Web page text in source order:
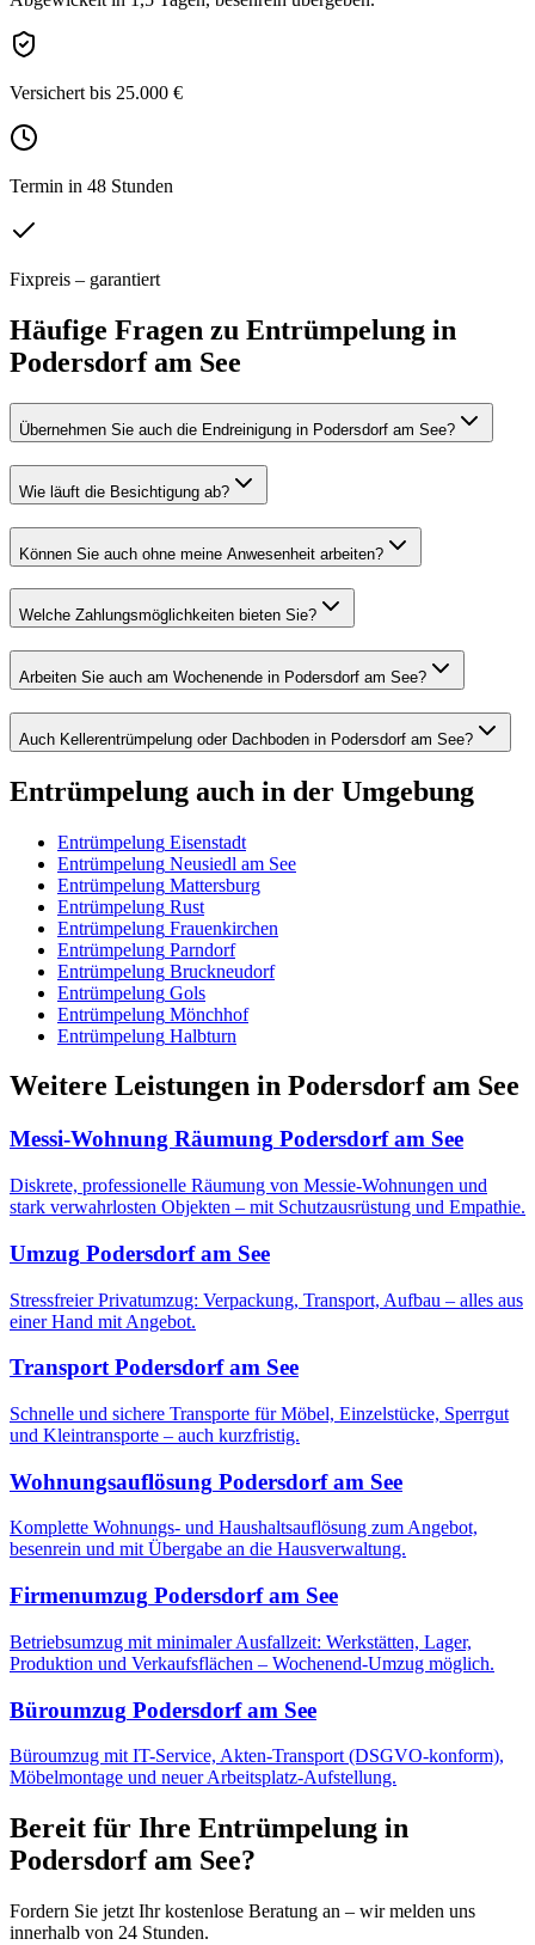
Versichert bis 25.000 €
Termin in 48 Stunden
Fixpreis – garantiert
Häufige Fragen zu Entrümpelung in
Podersdorf am See
Übernehmen Sie auch die Endreinigung in Podersdorf am See?
Wie läuft die Besichtigung ab?
Können Sie auch ohne meine Anwesenheit arbeiten?
Welche Zahlungsmöglichkeiten bieten Sie?
Arbeiten Sie auch am Wochenende in Podersdorf am See?
Auch Kellerentrümpelung oder Dachboden in Podersdorf am See?
Entrümpelung auch in der Umgebung
Entrümpelung Eisenstadt
Entrümpelung Neusiedl am See
Entrümpelung Mattersburg
Entrümpelung Rust
Entrümpelung Frauenkirchen
Entrümpelung Parndorf
Entrümpelung Bruckneudorf
Entrümpelung Gols
Entrümpelung Mönchhof
Entrümpelung Halbturn
Weitere Leistungen in Podersdorf am See
Messi-Wohnung Räumung Podersdorf am See
Diskrete, professionelle Räumung von Messie-Wohnungen und
stark verwahrlosten Objekten – mit Schutzausrüstung und Empathie.
Umzug Podersdorf am See
Stressfreier Privatumzug: Verpackung, Transport, Aufbau – alles aus
einer Hand mit Angebot.
Transport Podersdorf am See
Schnelle und sichere Transporte für Möbel, Einzelstücke, Sperrgut
und Kleintransporte – auch kurzfristig.
Wohnungsauflösung Podersdorf am See
Komplette Wohnungs- und Haushaltsauflösung zum Angebot,
besenrein und mit Übergabe an die Hausverwaltung.
Firmenumzug Podersdorf am See
Betriebsumzug mit minimaler Ausfallzeit: Werkstätten, Lager,
Produktion und Verkaufsflächen – Wochenend-Umzug möglich.
Büroumzug Podersdorf am See
Büroumzug mit IT-Service, Akten-Transport (DSGVO-konform),
Möbelmontage und neuer Arbeitsplatz-Aufstellung.
Bereit für Ihre Entrümpelung in
Podersdorf am See?
Fordern Sie jetzt Ihr kostenlose Beratung an – wir melden uns
innerhalb von 24 Stunden.